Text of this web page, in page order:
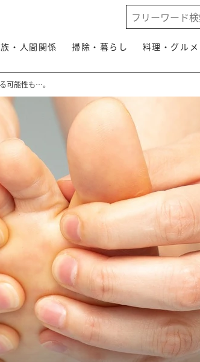
・人間関係 掃除・暮らし 料理・グルメ
可能性も…。